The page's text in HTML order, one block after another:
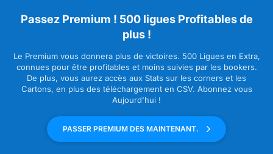
Passez Premium ! 500 ligues Profitables de
plus !
Le Premium vous donnera plus de victoires. 500 Ligues en Extra,
connues pour être profitables et moins suivies par les bookers.
De plus, vous aurez accès aux Stats sur les corners et les
Cartons, en plus des téléchargement en CSV. Abonnez vous
Aujourd'hui !
PASSER PREMIUM DES MAINTENANT.